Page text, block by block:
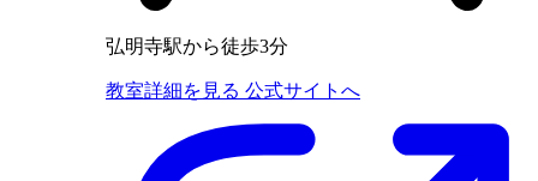
弘明寺駅から徒歩3分
教室詳細を見る 公式サイトへ